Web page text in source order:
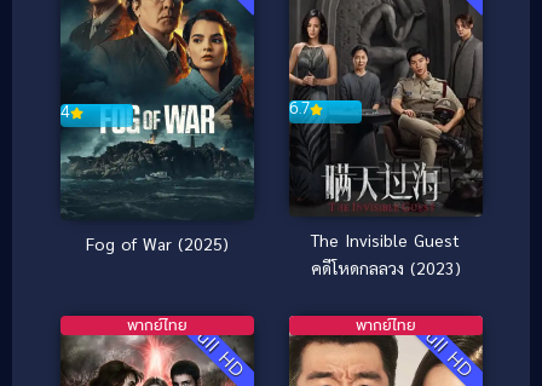
4
Fog of War (2025)
6.7
The Invisible Guest
คดีโหดกลลวง (2023)
Full HD
พากย์ไทย Full HD
พากย์ไทย